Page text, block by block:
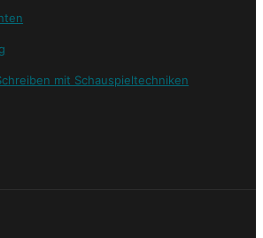
mit Schauspieltechniken